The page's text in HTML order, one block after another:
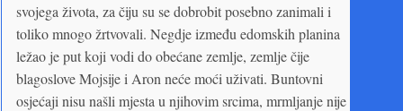
svojega života, za čiju su se dobrobit posebno zanimali i
toliko mnogo žrtvovali. Negdje između edomskih planina
ležao je put koji vodi do obećane zemlje, zemlje čije
blagoslove Mojsije i Aron neće moći uživati. Buntovni
osjećaji nisu našli mjesta u njihovim srcima, mrmljanje nije